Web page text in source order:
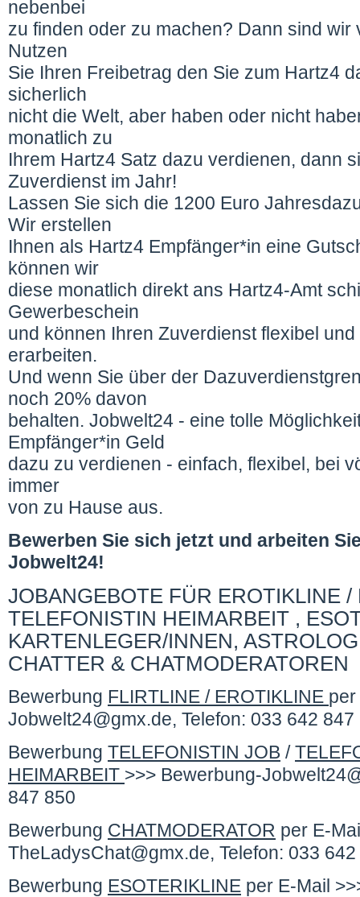
nebenbei
zu finden oder zu machen? Dann sind
Nutzen
Sie Ihren Freibetrag den Sie zum Hartz4
sicherlich
nicht die Welt, aber haben oder nicht
monatlich zu
Ihrem Hartz4 Satz dazu verdienen, dann
Zuverdienst im Jahr!
Lassen Sie sich die 1200 Euro
Wir erstellen
Ihnen als Hartz4 Empfänger*in eine
können wir
diese monatlich direkt ans Hartz4-Amt
Gewerbeschein
und können Ihren Zuverdienst flexibel
erarbeiten.
Und wenn Sie über der
noch 20% davon
behalten. Jobwelt24 - eine tolle
Empfänger*in Geld
dazu zu verdienen - einfach, flexibel, bei
immer
von zu Hause aus.
Bewerben Sie sich jetzt und arbeiten
Jobwelt24!
JOBANGEBOTE FÜR EROTIKLINE /
TELEFONISTIN HEIMARBEIT ,
KARTENLEGER/INNEN,
CHATTER & CHATMODERATOREN
Bewerbung FLIRTLINE / EROTIKLINE per
Jobwelt24@gmx.de, Telefon: 033 642 847
Bewerbung TELEFONISTIN JOB /
HEIMARBEIT >>> Bewerbung-
847 850
Bewerbung CHATMODERATOR per E-
TheLadysChat@gmx.de, Telefon: 033
Bewerbung ESOTERIKLINE per E-Mail